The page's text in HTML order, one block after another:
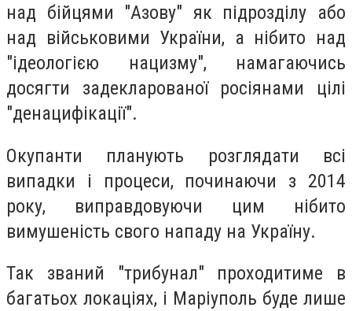
над бійцями "Азову" як підрозділу або
над військовими України, а нібито над
"ідеологією нацизму", намагаючись
досягти задекларованої росіянами цілі
"денацифікації".
Окупанти планують розглядати всі
випадки і процеси, починаючи з 2014
року, виправдовуючи цим нібито
вимушеність свого нападу на Україну.
Так званий "трибунал" проходитиме в
багатьох локаціях, і Маріуполь буде лише